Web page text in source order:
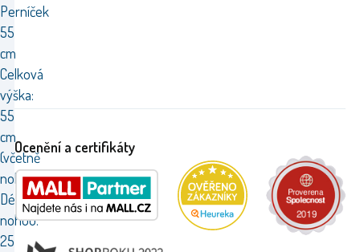
Perníček
55
cm
Celková
výška:
55
cm
(včetně
nohou)
Délka
nohou:
25
Ocenění a certifikáty